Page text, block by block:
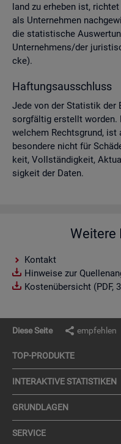
land zu er­he­ben ist,
als Un­ter­neh­men
die sta­tis­ti­sche
Un­ter­neh­mens/der
cke).
Haf­tungs­aus­schluss
Jede von der Sta­tis­tik der
sorg­fäl­tig er­stellt wor­den.
wel­chem Rechts­grund,
be­son­de­re nicht für
keit, Voll­stän­dig­keit,
sig­keit der Daten.
Weitere
Kontakt
Hinweise zur
Kostenübersicht (PDF,
Diese Seite empfehlen
TOP-PRO­DUK­TE
IN­TER­AK­TI­VE STA­TIS­TI­KEN
GRUND­LA­GEN
SER­VICE